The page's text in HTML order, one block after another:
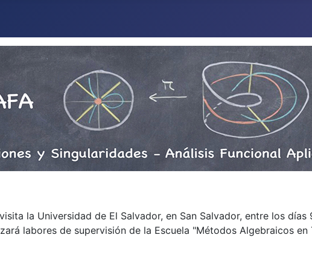
la Universidad de El Salvador, en San Salvador, entre los
labores de supervisión de la Escuela "Métodos Algebraicos